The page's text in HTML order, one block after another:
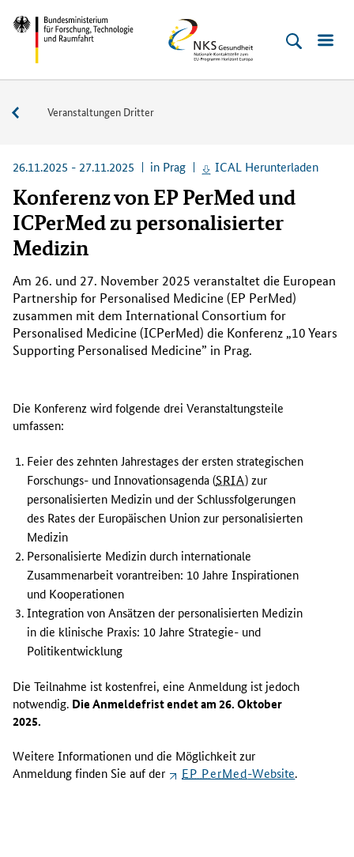
Direkt
zum
Inhalt
(Eingabetaste)
Direkt
zum
Hauptmenu
(Eingabetaste)
Direkt
zur
Suche
(Eingabetaste)
Direkt
zur
Fußleiste
(Enter)
Bundesministerium
und
NKS
Gesundheit
Veranstaltungen
Veranstaltungen Dritter
26.11.2025 - 27.11.2025 in Prag ICAL Herunterladen
Konferenz von EP PerMed und
ICPerMed zu personalisierter
Medizin
Am 26. und 27. November 2025 veranstaltet die European
Partnership for Personalised Medicine (EP PerMed)
zusammen mit dem International Consortium for
Personalised Medicine (ICPerMed) die Konferenz „10 Years
Supporting Personalised Medicine” in Prag.
Die Konferenz wird folgende drei Veranstaltungsteile
umfassen:
Feier des zehnten Jahrestages der ersten strategischen
Forschungs- und Innovationsagenda (SRIA) zur
personalisierten Medizin und der Schlussfolgerungen
des Rates der Europäischen Union zur personalisierten
Medizin
Personalisierte Medizin durch internationale
Zusammenarbeit vorantreiben: 10 Jahre Inspirationen
und Kooperationen
Integration von Ansätzen der personalisierten Medizin
in die klinische Praxis: 10 Jahre Strategie- und
Politikentwicklung
Die Teilnahme ist kostenfrei, eine Anmeldung ist jedoch
notwendig. Die Anmeldefrist endet am 26. Oktober
2025.
Weitere Informationen und die Möglichkeit zur
Anmeldung finden Sie auf der
EP PerMed-Website.